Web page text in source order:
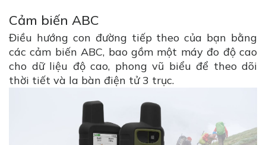
Cảm biến ABC
Điều hướng con đường tiếp theo của bạn bằng
các cảm biến ABC, bao gồm một máy đo độ cao
cho dữ liệu độ cao, phong vũ biểu để theo dõi
thời tiết và la bàn điện tử 3 trục.